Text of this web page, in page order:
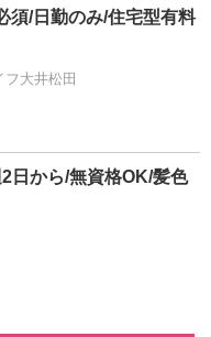
須/日勤のみ/住宅型有料
大井松田
日から/無資格OK/髪色